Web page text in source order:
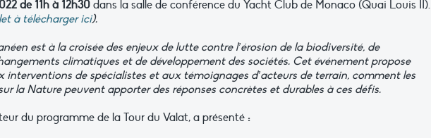
de 11h à 12h30 dans la salle de conférence du Yacht Club de Monaco (Quai Louis II).
à télécharger ici).
est à la croisée des enjeux de lutte contre l’érosion de la biodiversité, de
climatiques et de développement des sociétés. Cet événement propose
interventions de spécialistes et aux témoignages d’acteurs de terrain, comment les
la Nature peuvent apporter des réponses concrètes et durables à ces défis.
du programme de la Tour du Valat, a présenté :